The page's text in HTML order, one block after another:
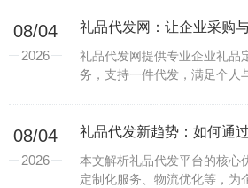
08/04
2026
礼品代发网提供专业企业礼品
务，支持一件代发，满足个人
08/04
2026
本文解析礼品代发平台的核心
定制化服务、物流优化等，为